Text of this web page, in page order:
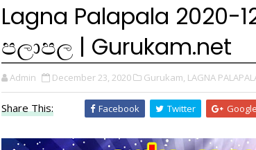
Lagna Palapala 2020-
පලාපල | Gurukam.net
Admin December 23, 2020 Gurukam, LAGNA
Share This: Facebook Twitter